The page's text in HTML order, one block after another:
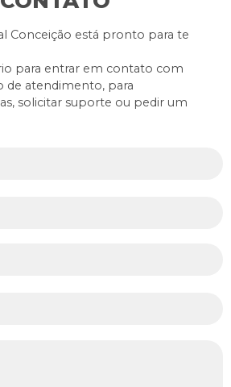
Conceição está pronto para te
para entrar em contato com
de atendimento, para
solicitar suporte ou pedir um